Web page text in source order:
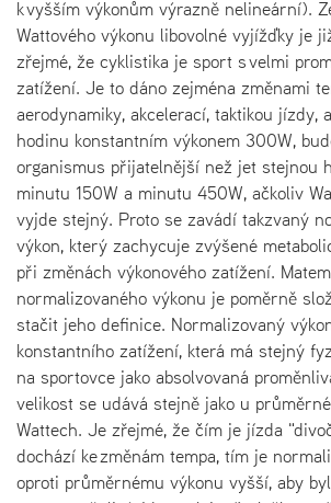
k vyšším výkonům výrazně nelineární).
Wattového výkonu libovolné vyjížďky je
zřejmé, že cyklistika je sport s velmi
zatížení. Je to dáno zejména změnami
aerodynamiky, akcelerací, taktikou jízdy,
hodinu konstantním výkonem 300W,
organismus přijatelnější než jet stejnou
minutu 150W a minutu 450W, ačkoliv
vyjde stejný. Proto se zavádí takzvaný
výkon, který zachycuje zvýšené
při změnách výkonového zatížení.
normalizovaného výkonu je poměrně
stačit jeho definice. Normalizovaný
konstantního zatížení, která má stejný
na sportovce jako absolvovaná
velikost se udává stejně jako u
Wattech. Je zřejmé, že čím je jízda
dochází ke změnám tempa, tím je
oproti průměrnému výkonu vyšší, aby